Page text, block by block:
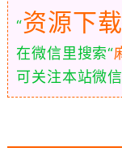
“资源下载
在微信里搜索“
可关注本站微信